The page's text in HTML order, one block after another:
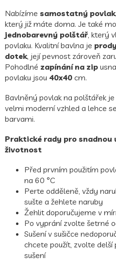
Nabízíme samostatný povlak
který již máte doma. Je také
jednobarevný polštář, který
povlaku. Kvalitní bavlna je
dotek, její pevnost zároveň
Pohodlné zapínání na zip
povlaku jsou 40x40 cm.
Bavlněný povlak na polštářek je
velmi moderní vzhled a lehce
barvami.
Praktické rady pro snadnou
životnost
Před prvním použitím
na 60 °C
Perte odděleně, vždy
sušte a žehlete naruby
Žehlit doporučujeme v
Po vyprání zvolte šetrné
Sušení v sušičce
chcete použít, zvolte
sušení